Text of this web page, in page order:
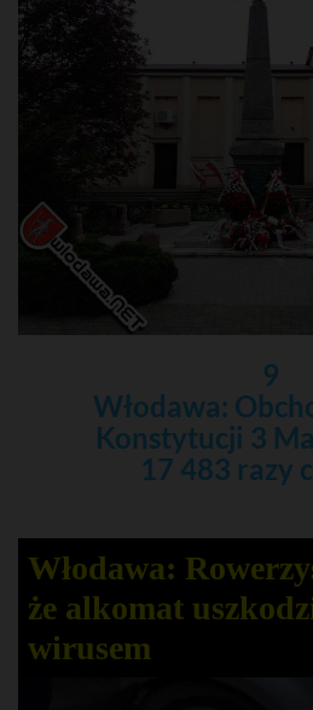
9
Włodawa:
Konstytucji 3
17 483 razy
Włodawa:
że alkomat
wirusem